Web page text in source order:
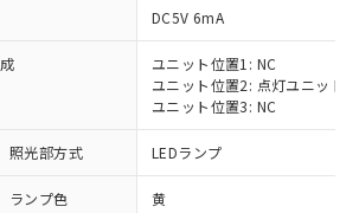
DC5V 6mA
ユニット位置1: NC
ユニット位置2: 点灯ユニット
ユニット位置3: NC
照光部方式 LEDランプ
ランプ色 黄
み：EU RoHS指令（10物質）の
応した製品が提供可能な商品で